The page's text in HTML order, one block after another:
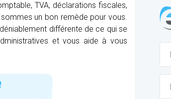
TVA, déclarations fiscales,
un bon remède pour vous.
différente de ce qui se
et vous aide à vous